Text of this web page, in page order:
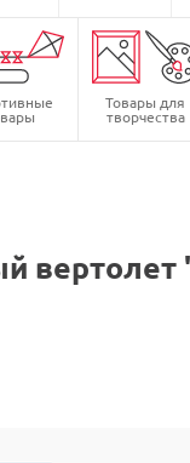
Товары для
творчества